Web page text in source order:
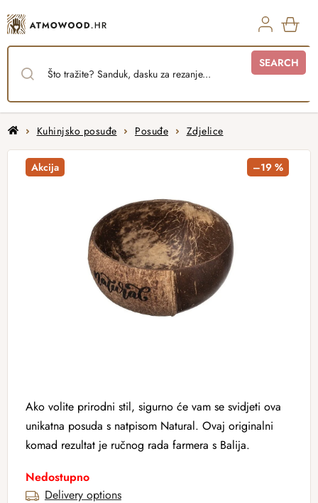
to
content
SEARCH
HomeKuhinjsko posuđe Posuđe Zdjelice
Ako volite prirodni stil, sigurno će vam se svidjeti ova
unikatna posuda s natpisom Natural. Ovaj originalni
komad rezultat je ručnog rada farmera s Balija.
Nedostupno
Delivery options
Akcija –19 %